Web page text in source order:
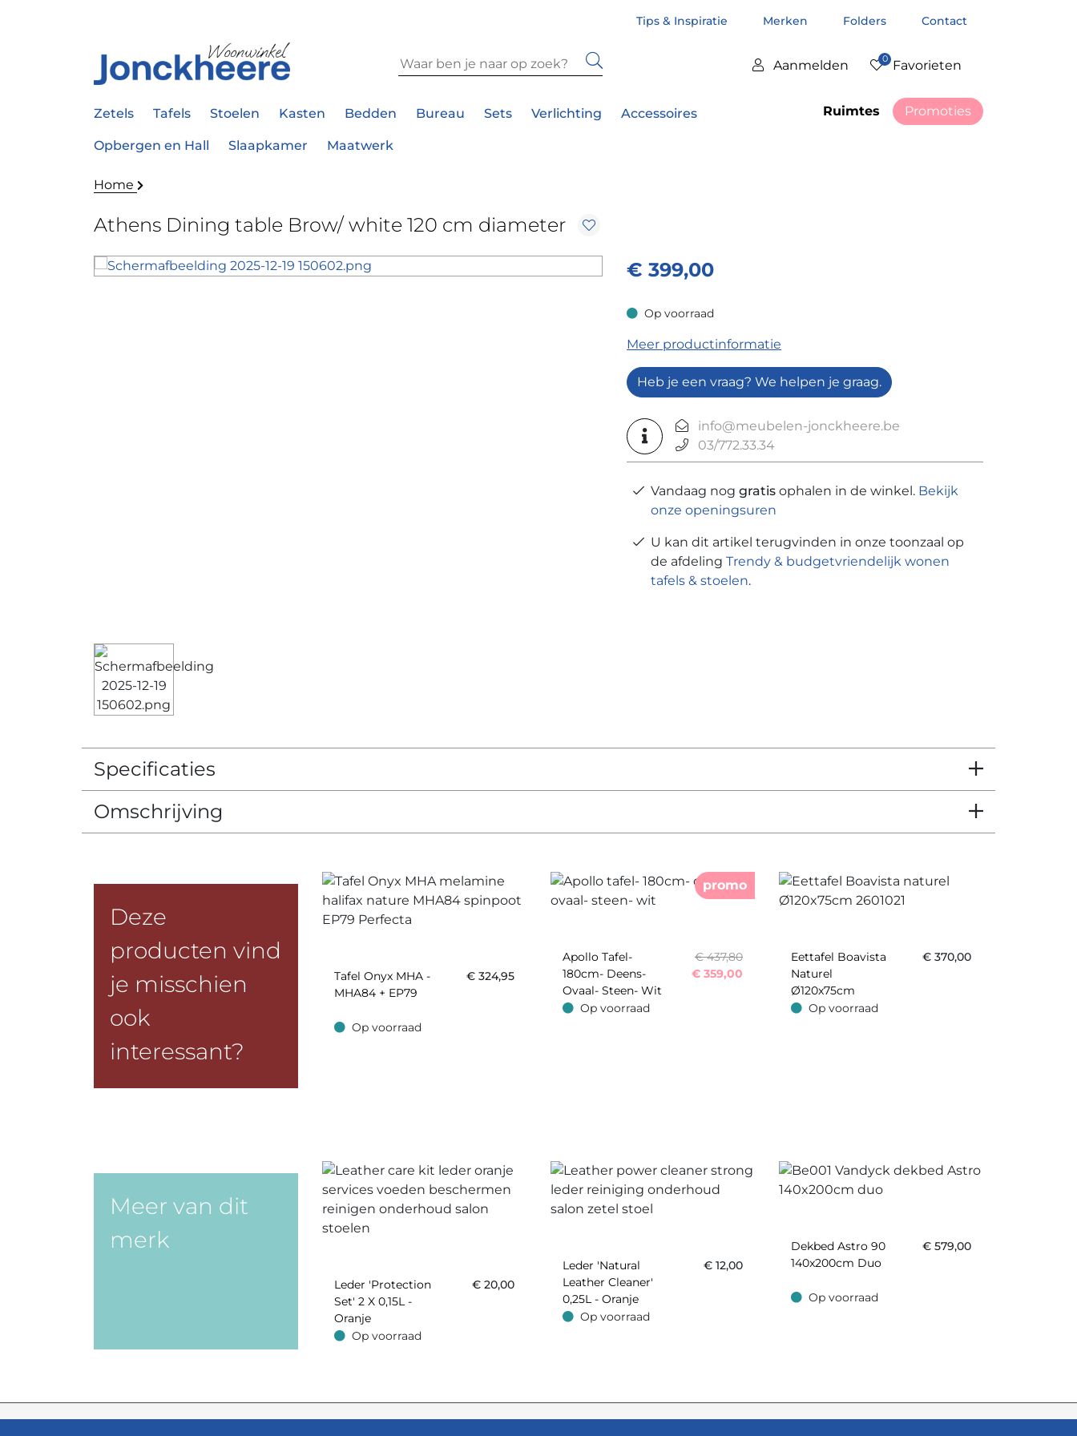
Tips & Inspiratie Merken Folders Contact
Aanmelden 0 Favorieten
Zetels Tafels Stoelen Kasten Bedden Bureau Sets Verlichting Accessoires
Opbergen en Hall Slaapkamer Maatwerk
Ruimtes Promoties
Home
Athens Dining table Brow/ white 120 cm diameter
€ 399,00
Op voorraad
Op voorraad
Meer productinformatie
Heb je een vraag? We helpen je graag.
info@meubelen-jonckheere.be
03/772.33.34
Vandaag nog gratis ophalen in de winkel. Bekijk
onze openingsuren
U kan dit artikel terugvinden in onze toonzaal op
de afdeling Trendy & budgetvriendelijk wonen
tafels & stoelen.
Specificaties
Omschrijving
Deze
producten vind
je misschien
ook
interessant?
Tafel Onyx MHA -
MHA84 + EP79
€ 324,95
Op voorraad
Op voorraad
promo
Apollo Tafel-
180cm- Deens-
Ovaal- Steen- Wit
€ 437,80
€ 359,00
Op voorraad
Op voorraad
Eettafel Boavista
Naturel
Ø120x75cm
€ 370,00
Op voorraad
Op voorraad
Meer van dit
merk
Leder 'Protection
Set' 2 X 0,15L -
Oranje
€ 20,00
Op voorraad
Op voorraad
Leder 'Natural
Leather Cleaner'
0,25L - Oranje
€ 12,00
Op voorraad
Op voorraad
Dekbed Astro 90
140x200cm Duo
€ 579,00
Op voorraad
Op voorraad